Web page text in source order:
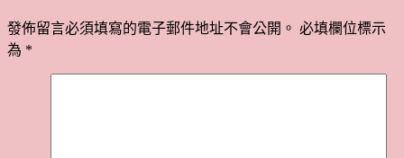
發佈留言必須填寫的電子郵件地址不會公開。 必填欄位標示
為 *